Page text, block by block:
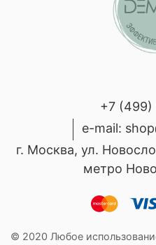
+7 (499)
e-mail:
г. Москва, ул.
метро
© 2020 Любое